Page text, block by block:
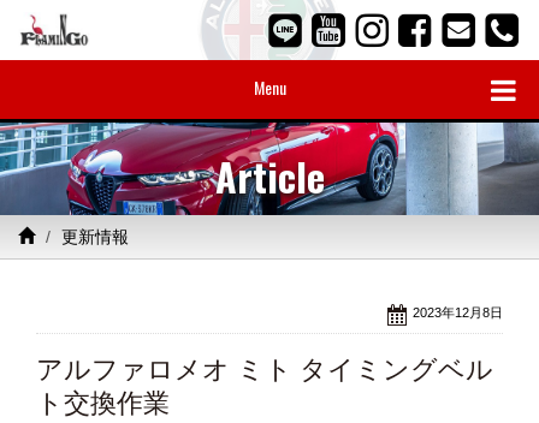
Menu
Article
更新情報
2023年12月8日
アルファロメオ ミト タイミングベル
ト交換作業